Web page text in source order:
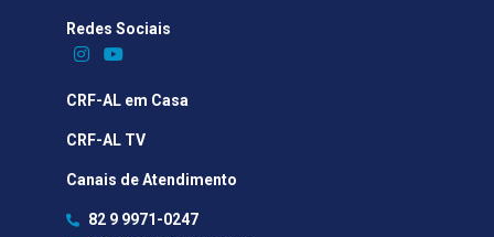
Redes Sociais​
CRF-AL em Casa
CRF-AL TV
Canais de Atendimento
82 9 9971-0247